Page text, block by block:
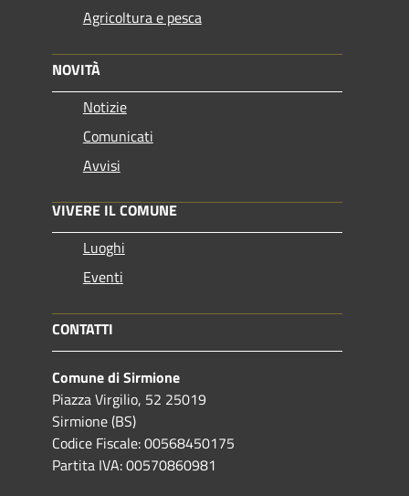
Agricoltura e pesca
NOVITÀ
Notizie
Comunicati
Avvisi
VIVERE IL COMUNE
Luoghi
Eventi
CONTATTI
Comune di Sirmione
Piazza Virgilio, 52 25019
Sirmione (BS)
Codice Fiscale: 00568450175
Partita IVA: 00570860981